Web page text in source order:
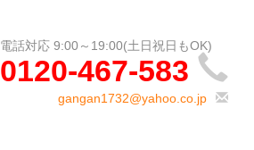
0120-467-583
gangan1732@yahoo.co.jp